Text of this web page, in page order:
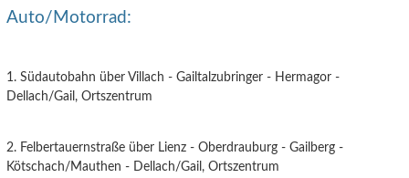
Auto/Motorrad:
1. Südautobahn über Villach - Gailtalzubringer - Hermagor -
Dellach/Gail, Ortszentrum
2. Felbertauernstraße über Lienz - Oberdrauburg - Gailberg -
Kötschach/Mauthen - Dellach/Gail, Ortszentrum